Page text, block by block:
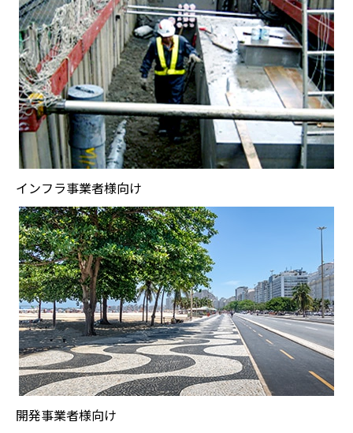
インフラ事業者様向け
開発事業者様向け